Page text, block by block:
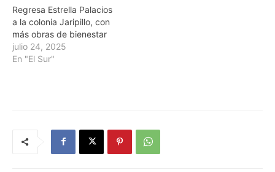
Regresa Estrella Palacios
a la colonia Jaripillo, con
más obras de bienestar
julio 24, 2025
En "El Sur"